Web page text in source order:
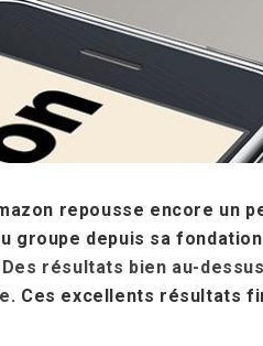
repousse encore
groupe depuis sa
Des résultats bien au-
. Ces excellents résultats